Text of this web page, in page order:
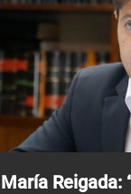
María Reigada: